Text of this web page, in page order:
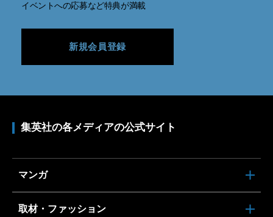
イベントへの応募など特典が満載
新規会員登録
集英社の各メディアの公式サイト
マンガ
取材・ファッション